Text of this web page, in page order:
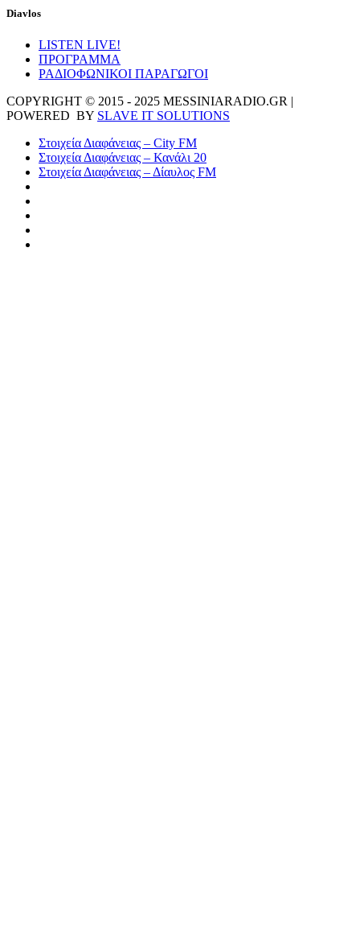
Diavlos
LISTEN LIVE!
ΠΡΟΓΡΑΜΜΑ
ΡΑΔΙΟΦΩΝΙΚΟΙ ΠΑΡΑΓΩΓΟΙ
COPYRIGHT © 2015 - 2025 MESSINIARADIO.GR |
POWERED BY SLAVE IT SOLUTIONS
Στοιχεία Διαφάνειας – City FM
Στοιχεία Διαφάνειας – Κανάλι 20
Στοιχεία Διαφάνειας – Δίαυλος FM